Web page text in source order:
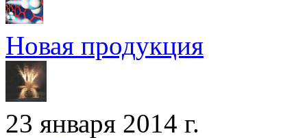
Новая продукция
23 января 2014 г.